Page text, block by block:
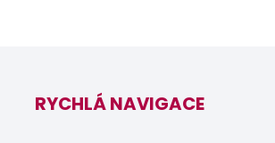
RYCHLÁ NAVIGACE